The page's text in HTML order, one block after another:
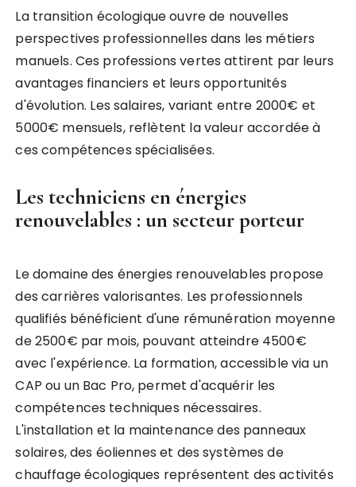
La transition écologique ouvre de nouvelles
perspectives professionnelles dans les métiers
manuels. Ces professions vertes attirent par leurs
avantages financiers et leurs opportunités
d'évolution. Les salaires, variant entre 2000€ et
5000€ mensuels, reflètent la valeur accordée à
ces compétences spécialisées.
Les techniciens en énergies
renouvelables : un secteur porteur
Le domaine des énergies renouvelables propose
des carrières valorisantes. Les professionnels
qualifiés bénéficient d'une rémunération moyenne
de 2500€ par mois, pouvant atteindre 4500€
avec l'expérience. La formation, accessible via un
CAP ou un Bac Pro, permet d'acquérir les
compétences techniques nécessaires.
L'installation et la maintenance des panneaux
solaires, des éoliennes et des systèmes de
chauffage écologiques représentent des activités